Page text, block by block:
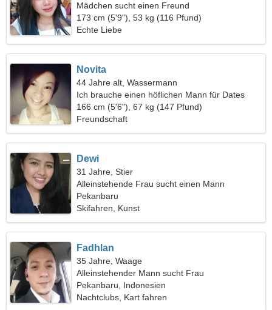
Mädchen sucht einen Freund
173 cm (5'9"), 53 kg (116 Pfund)
Echte Liebe
Novita
44 Jahre alt, Wassermann
Ich brauche einen höflichen Mann für Dates
166 cm (5'6"), 67 kg (147 Pfund)
Freundschaft
Dewi
31 Jahre, Stier
Alleinstehende Frau sucht einen Mann
Pekanbaru
Skifahren, Kunst
Fadhlan
35 Jahre, Waage
Alleinstehender Mann sucht Frau
Pekanbaru, Indonesien
Nachtclubs, Kart fahren